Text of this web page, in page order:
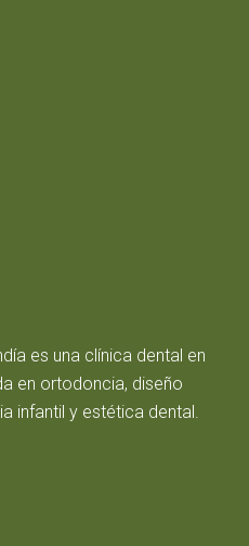
es una clínica dental en
en ortodoncia, diseño
infantil y estética dental.